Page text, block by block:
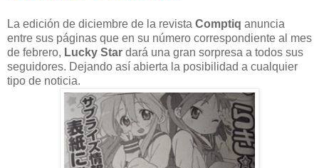
La edición de diciembre de la revista Comptiq anuncia
entre sus páginas que en su número correspondiente al mes
de febrero, Lucky Star dará una gran sorpresa a todos sus
seguidores. Dejando así abierta la posibilidad a cualquier
tipo de noticia.